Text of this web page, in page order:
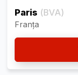
Paris (BVA)
Franța